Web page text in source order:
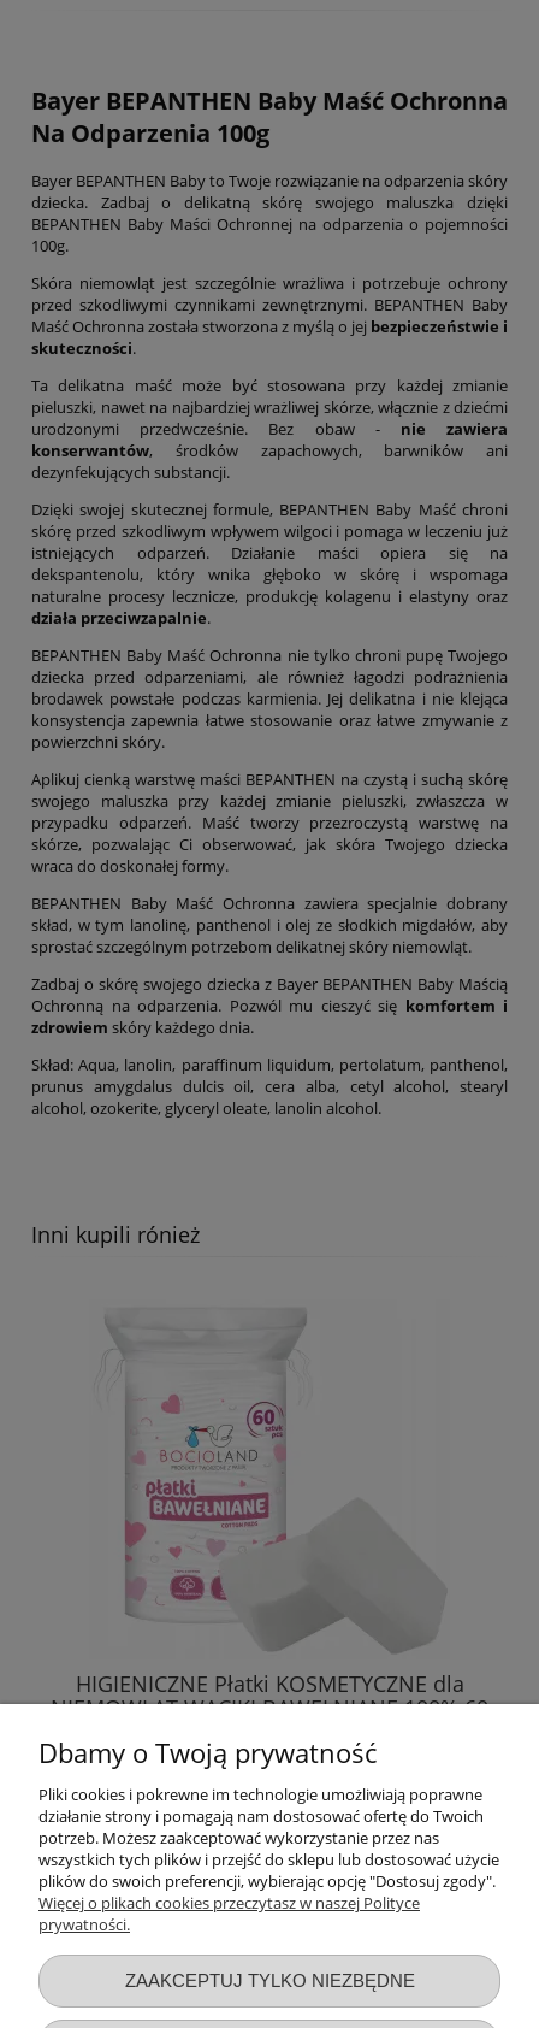
Bayer BEPANTHEN Baby Maść Ochronna
Na Odparzenia 100g
Bayer BEPANTHEN Baby to Twoje rozwiązanie na odparzenia skóry
dziecka. Zadbaj o delikatną skórę swojego maluszka dzięki
BEPANTHEN Baby Maści Ochronnej na odparzenia o pojemności
100g.
Skóra niemowląt jest szczególnie wrażliwa i potrzebuje ochrony
przed szkodliwymi czynnikami zewnętrznymi. BEPANTHEN Baby
Maść Ochronna została stworzona z myślą o jej bezpieczeństwie i
skuteczności.
Ta delikatna maść może być stosowana przy każdej zmianie
pieluszki, nawet na najbardziej wrażliwej skórze, włącznie z dziećmi
urodzonymi przedwcześnie. Bez obaw - nie zawiera
konserwantów, środków zapachowych, barwników ani
dezynfekujących substancji.
Dzięki swojej skutecznej formule, BEPANTHEN Baby Maść chroni
skórę przed szkodliwym wpływem wilgoci i pomaga w leczeniu już
istniejących odparzeń. Działanie maści opiera się na
dekspantenolu, który wnika głęboko w skórę i wspomaga
naturalne procesy lecznicze, produkcję kolagenu i elastyny oraz
działa przeciwzapalnie.
BEPANTHEN Baby Maść Ochronna nie tylko chroni pupę Twojego
dziecka przed odparzeniami, ale również łagodzi podrażnienia
brodawek powstałe podczas karmienia. Jej delikatna i nie klejąca
konsystencja zapewnia łatwe stosowanie oraz łatwe zmywanie z
powierzchni skóry.
Aplikuj cienką warstwę maści BEPANTHEN na czystą i suchą skórę
swojego maluszka przy każdej zmianie pieluszki, zwłaszcza w
przypadku odparzeń. Maść tworzy przezroczystą warstwę na
skórze, pozwalając Ci obserwować, jak skóra Twojego dziecka
wraca do doskonałej formy.
BEPANTHEN Baby Maść Ochronna zawiera specjalnie dobrany
skład, w tym lanolinę, panthenol i olej ze słodkich migdałów, aby
sprostać szczególnym potrzebom delikatnej skóry niemowląt.
Zadbaj o skórę swojego dziecka z Bayer BEPANTHEN Baby Maścią
Ochronną na odparzenia. Pozwól mu cieszyć się komfortem i
zdrowiem skóry każdego dnia.
Skład: Aqua, lanolin, paraffinum liquidum, pertolatum, panthenol,
prunus amygdalus dulcis oil, cera alba, cetyl alcohol, stearyl
alcohol, ozokerite, glyceryl oleate, lanolin alcohol.
Inni kupili rónież
HIGIENICZNE Płatki KOSMETYCZNE dla
NIEMOWLĄT WACIKI BAWEŁNIANE 100% 60
7,49 zł
DO KOSZYKA
Dbamy o Twoją prywatność
Pliki cookies i pokrewne im technologie umożliwiają poprawne
działanie strony i pomagają nam dostosować ofertę do Twoich
potrzeb. Możesz zaakceptować wykorzystanie przez nas
wszystkich tych plików i przejść do sklepu lub dostosować użycie
plików do swoich preferencji, wybierając opcję "Dostosuj zgody".
Więcej o plikach cookies przeczytasz w naszej Polityce
prywatności.
ZAAKCEPTUJ TYLKO NIEZBĘDNE